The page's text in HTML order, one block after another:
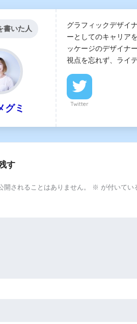
書いた人
グミ
グラフィックデザイ
ーとしてのキャリア
ッケージのデザイナ
視点を忘れず、ライ
Twitter
す
開されることはありません。 ※ が付いてい